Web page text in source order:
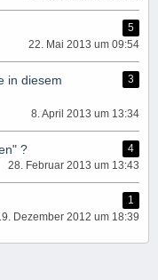
5
22. Mai 2013 um 09:54
in diesem
3
8. April 2013 um 13:34
?
4
28. Februar 2013 um 13:43
1
Dezember 2012 um 18:39